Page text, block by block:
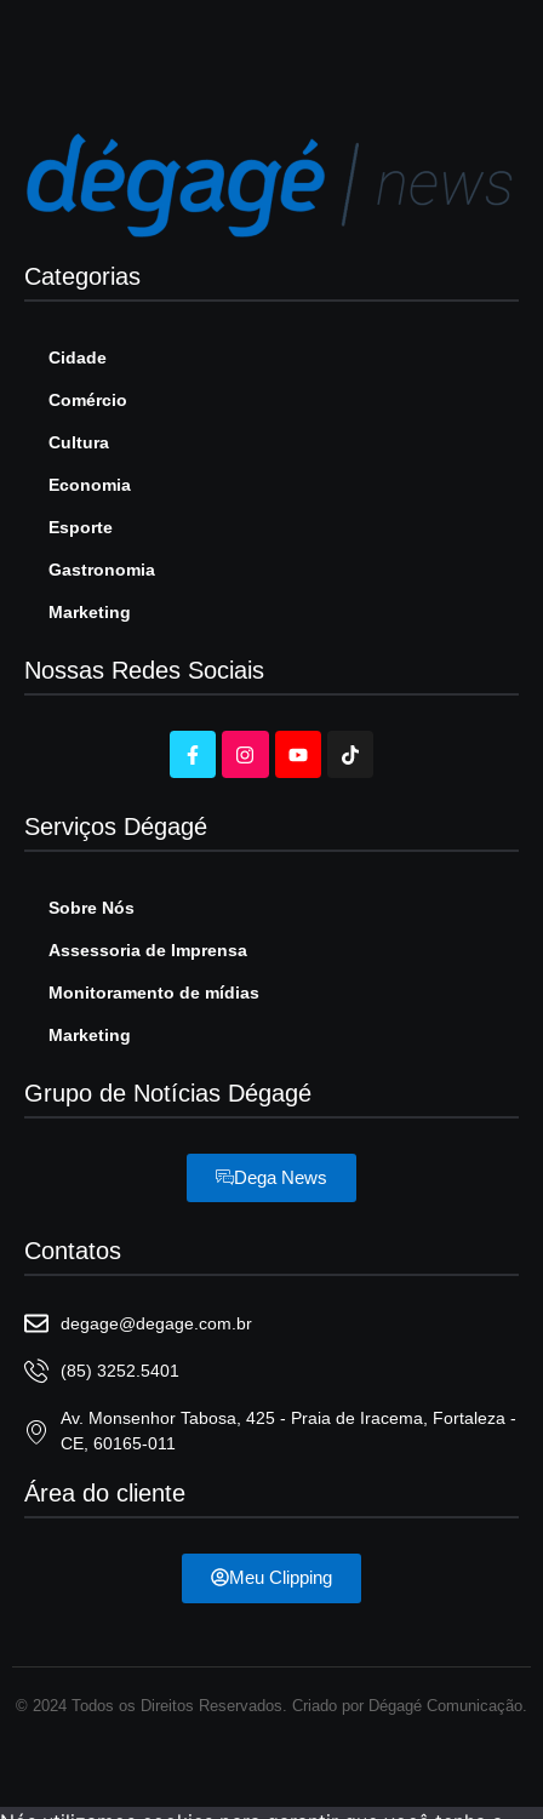
Categorias
Cidade
Comércio
Cultura
Economia
Esporte
Gastronomia
Marketing
Nossas Redes Sociais
Serviços Dégagé
Sobre Nós
Assessoria de Imprensa
Monitoramento de mídias
Marketing
Grupo de Notícias Dégagé
Dega News
Contatos
degage@degage.com.br
(85) 3252.5401
Av. Monsenhor Tabosa, 425 - Praia de Iracema, Fortaleza -
CE, 60165-011
Área do cliente
Meu Clipping
© 2024 Todos os Direitos Reservados. Criado por Dégagé Comunicação.